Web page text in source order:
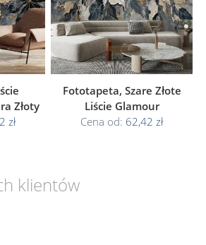
Złoty
zł
Fototapeta, Szare Złote
Liście Glamour
Cena od: 62,42 zł
klientów